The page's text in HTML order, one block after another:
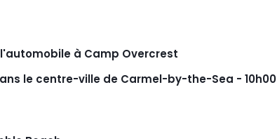
à Camp Overcrest
le centre-ville de Carmel-by-the-Sea - 10h00